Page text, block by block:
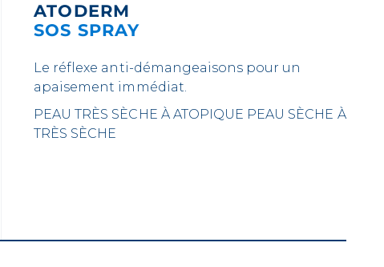
ATODERM
SOS SPRAY
Le réflexe anti-démangeaisons pour un
apaisement immédiat.
PEAU TRÈS SÈCHE À ATOPIQUE PEAU SÈCHE À
TRÈS SÈCHE